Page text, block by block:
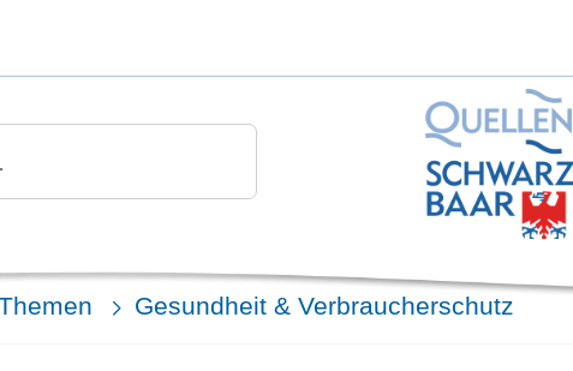
Gesundheit & Verbraucherschutz